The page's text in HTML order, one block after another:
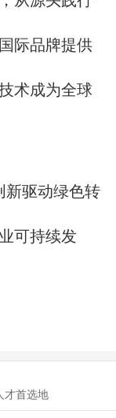
际品牌提供
术成为全球
新驱动绿色转
可持续发
才首选地